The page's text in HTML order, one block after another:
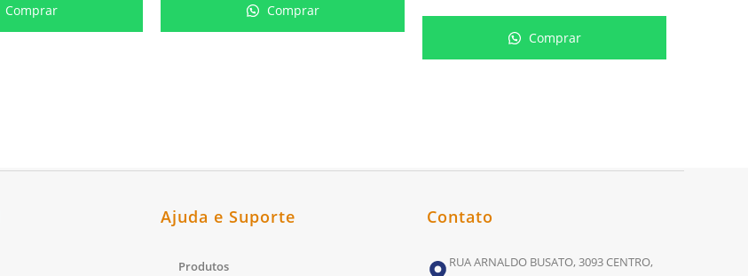
Comprar Comprar
Comprar
Ajuda e Suporte
Produtos
Contato
RUA ARNALDO BUSATO, 3093 CENTRO,